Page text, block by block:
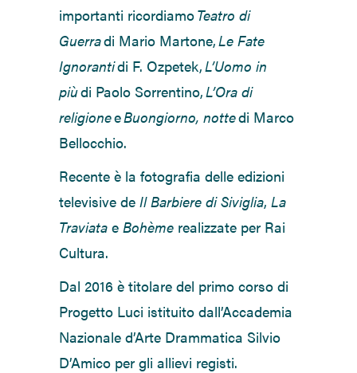
importanti ricordiamoTeatro di
Guerradi Mario Martone,Le Fate
Ignorantidi F. Ozpetek,L’Uomo in
piùdi Paolo Sorrentino,L’Ora di
religioneeBuongiorno, nottedi Marco
Bellocchio.
Recente è la fotografia delle edizioni
televisive de Il Barbiere di Siviglia, La
Traviata e Bohème realizzate per Rai
Cultura.
Dal 2016 è titolare del primo corso di
Progetto Luci istituito dall’Accademia
Nazionale d’Arte Drammatica Silvio
D’Amico per gli allievi registi.